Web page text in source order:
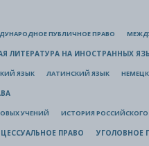
ПУБЛИЧНОЕ ПРАВО
ЛИТЕРАТУРА НА ИНОСТРАННЫХ
ЯЗЫК ЛАТИНСКИЙ ЯЗЫК
УЧЕНИЙ ИСТОРИЯ РОССИЙСКОГО
ПРАВО УГОЛОВНОЕ